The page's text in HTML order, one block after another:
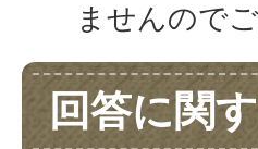
ませんので
回答に関